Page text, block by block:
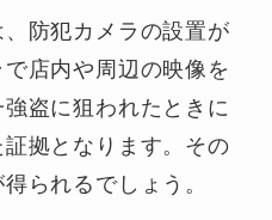
防犯カメラの設置が
店内や周辺の映像を
盗に狙われたときに
拠となります。その
られるでしょう。